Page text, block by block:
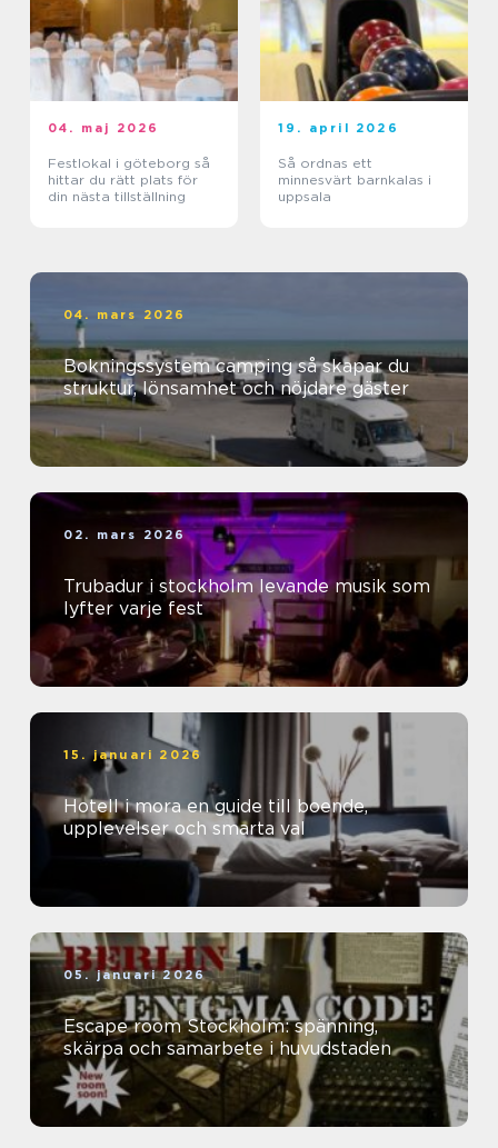
04. maj 2026
Festlokal i göteborg så
hittar du rätt plats för
din nästa tillställning
19. april 2026
Så ordnas ett
minnesvärt barnkalas i
uppsala
04. mars 2026
Bokningssystem camping så skapar du
struktur, lönsamhet och nöjdare gäster
02. mars 2026
Trubadur i stockholm levande musik som
lyfter varje fest
15. januari 2026
Hotell i mora en guide till boende,
upplevelser och smarta val
05. januari 2026
Escape room Stockholm: spänning,
skärpa och samarbete i huvudstaden